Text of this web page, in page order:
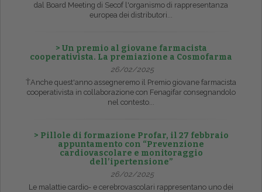
dal Board Meeting di Secof l'organismo di rappresentanza
europea dei distributori...
> Un premio al giovane farmacista
cooperativista. La premiazione a Cosmofarma
26/02/2025
ŤAnche quest'anno assegneremo il Premio giovane farmacista
cooperativista in collaborazione con Fenagifar consegnandolo
nel contesto...
> Pillole di formazione Profar, il 27 febbraio
appuntamento con “Prevenzione
cardiovascolare e monitoraggio
dell’ipertensione”
26/02/2025
Le malattie cardio- e cerebrovascolari rappresentano uno dei